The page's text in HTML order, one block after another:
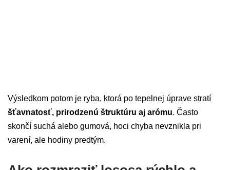
Výsledkom potom je ryba, ktorá po tepelnej úprave stratí
šťavnatosť, prirodzenú štruktúru aj arómu. Často
skončí suchá alebo gumová, hoci chyba nevznikla pri
varení, ale hodiny predtým.